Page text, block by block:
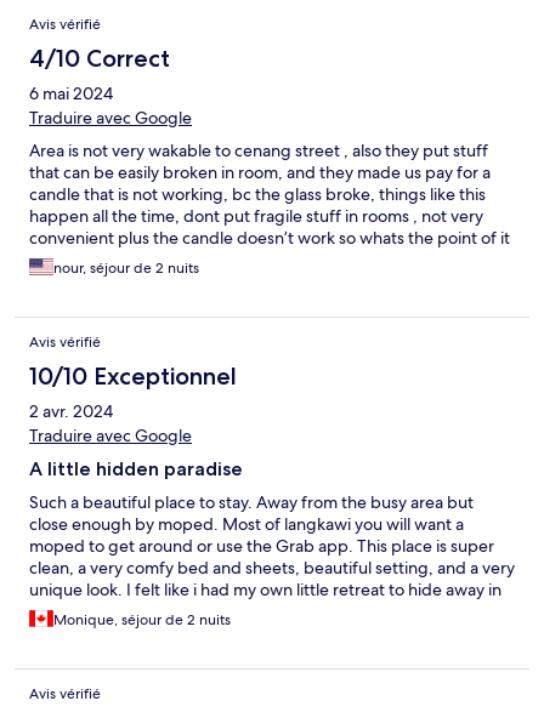
Avis vérifié
4/10 Correct
6 mai 2024
Traduire avec Google
Area is not very wakable to cenang street , also they put stuff
that can be easily broken in room, and they made us pay for a
candle that is not working, bc the glass broke, things like this
happen all the time, dont put fragile stuff in rooms , not very
convenient plus the candle doesn’t work so whats the point of it
Also no mirror in the room, and was fooled by the picture i
thought each room has its own pool, it is wrong
nour, séjour de 2 nuits
Avis vérifié
10/10 Exceptionnel
2 avr. 2024
Traduire avec Google
A little hidden paradise
Such a beautiful place to stay. Away from the busy area but
close enough by moped. Most of langkawi you will want a
moped to get around or use the Grab app. This place is super
clean, a very comfy bed and sheets, beautiful setting, and a very
unique look. I felt like i had my own little retreat to hide away in
and rest. The pool is beautiful, however, expect many fly bugs in
there after a rain storm. They are attracted to the light.. the staff
wanted to go in, there were so many flies... so i didnt use it. The
one down fall. I would 100% come back here. Very friendly staff!
Monique, séjour de 2 nuits
Avis vérifié